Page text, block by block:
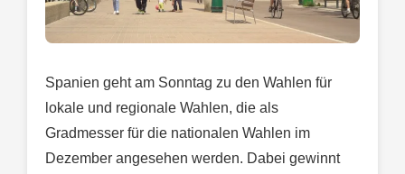
Spanien geht am Sonntag zu den Wahlen für
lokale und regionale Wahlen, die als
Gradmesser für die nationalen Wahlen im
Dezember angesehen werden. Dabei gewinnt